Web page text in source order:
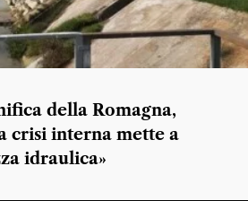
della Romagna,
crisi interna mette a
idraulica»